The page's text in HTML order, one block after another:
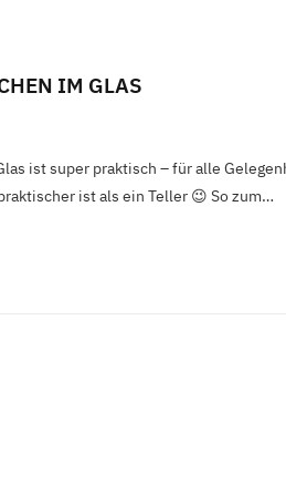
IM GLAS
ist super praktisch – für alle
ist als ein Teller 😉 So zum…